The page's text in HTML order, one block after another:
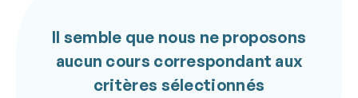
Il semble que nous ne proposons
aucun cours correspondant aux
critères sélectionnés